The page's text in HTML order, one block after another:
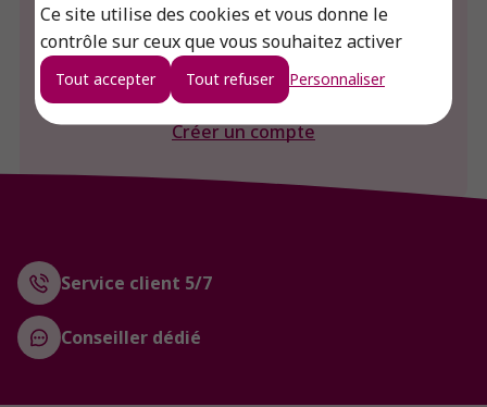
Ce site utilise des cookies et vous donne le
contrôle sur ceux que vous souhaitez activer
Tout accepter Tout refuser Personnaliser
Envie de connaitre le prix de ce produit ?
Connexion
Créer un compte
Service client 5/7
Conseiller dédié